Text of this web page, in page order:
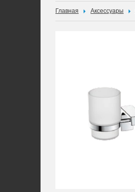
Главная Аксессуары